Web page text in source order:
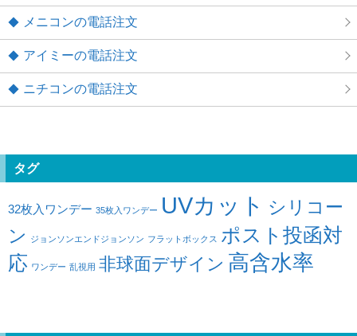
メニコンの電話注文
アイミーの電話注文
ニチコンの電話注文
タグ
32枚入ワンデー 35枚入ワンデー UVカット シリコー
ン
ジョンソンエンドジョンソン フラットボックス ポスト投函対
応 ワンデー 乱視用 非球面デザイン 高含水率